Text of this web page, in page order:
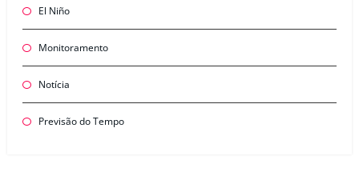
El Niño
Monitoramento
Notícia
Previsão do Tempo